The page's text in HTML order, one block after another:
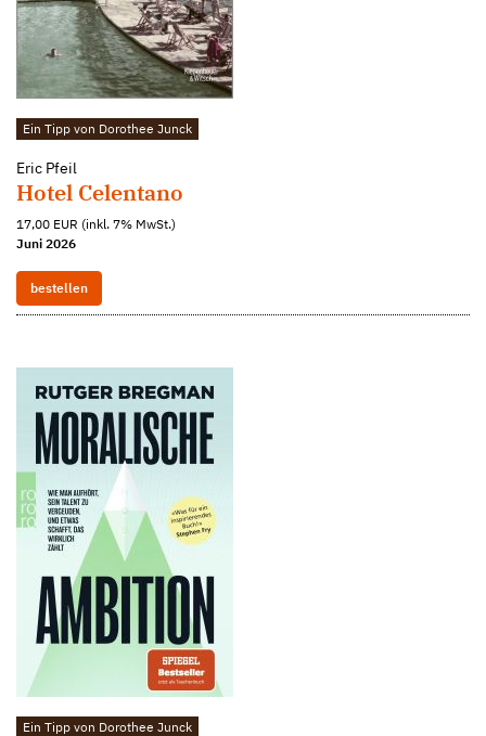
Ein Tipp von Dorothee Junck
Eric Pfeil
Hotel Celentano
17,00 EUR (inkl. 7% MwSt.)
Juni 2026
bestellen
Ein Tipp von Dorothee Junck